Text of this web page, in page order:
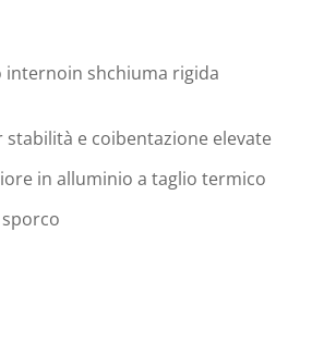
internoin shchiuma rigida
e coibentazione elevate
in alluminio a taglio termico